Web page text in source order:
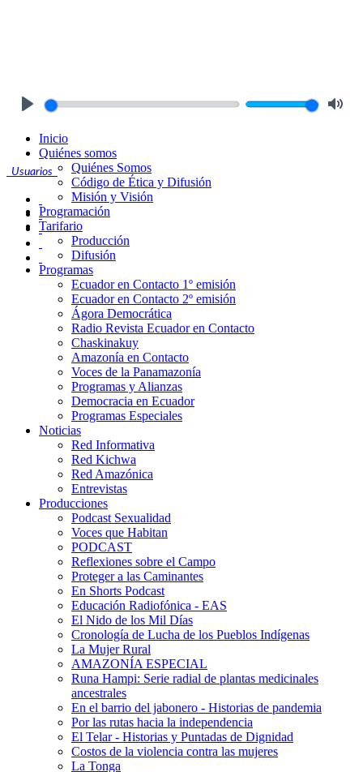
Usuarios
Inicio
Quiénes somos
Quiénes Somos
Código de Ética y Difusión
Misión y Visión
Programación
Tarifario
Producción
Difusión
Programas
Ecuador en Contacto 1º emisión
Ecuador en Contacto 2º emisión
Ágora Democrática
Radio Revista Ecuador en Contacto
Chaskinakuy
Amazonía en Contacto
Voces de la Panamazonía
Programas y Alianzas
Democracia en Ecuador
Programas Especiales
Noticias
Red Informativa
Red Kichwa
Red Amazónica
Entrevistas
Producciones
Podcast Sexualidad
Voces que Habitan
PODCAST
Reflexiones sobre el Campo
Proteger a las Caminantes
En Shorts Podcast
Educación Radiofónica - EAS
El Nido de los Mil Días
Cronología de Lucha de los Pueblos Indígenas
La Mujer Rural
AMAZONÍA ESPECIAL
Runa Hampi: Serie radial de plantas medicinales
ancestrales
En el barrio del jabonero - Historias de pandemia
Por las rutas hacia la independencia
El Telar - Historias y Puntadas de Dignidad
Costos de la violencia contra las mujeres
La Tonga